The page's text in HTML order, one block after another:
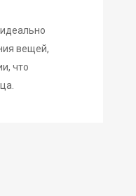
вещей,
что